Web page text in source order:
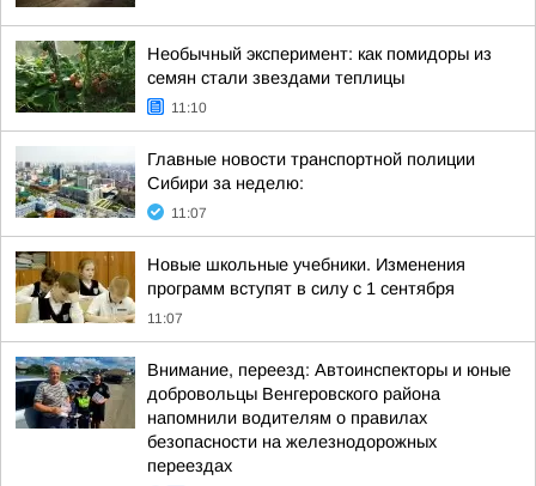
Необычный эксперимент: как помидоры из
семян стали звездами теплицы
11:10
Главные новости транспортной полиции
Сибири за неделю:
11:07
Новые школьные учебники. Изменения
программ вступят в силу с 1 сентября
11:07
Внимание, переезд: Автоинспекторы и юные
добровольцы Венгеровского района
напомнили водителям о правилах
безопасности на железнодорожных
переездах